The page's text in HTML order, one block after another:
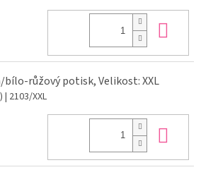
bílo-růžový potisk, Velikost: XXL
| 2103/XXL